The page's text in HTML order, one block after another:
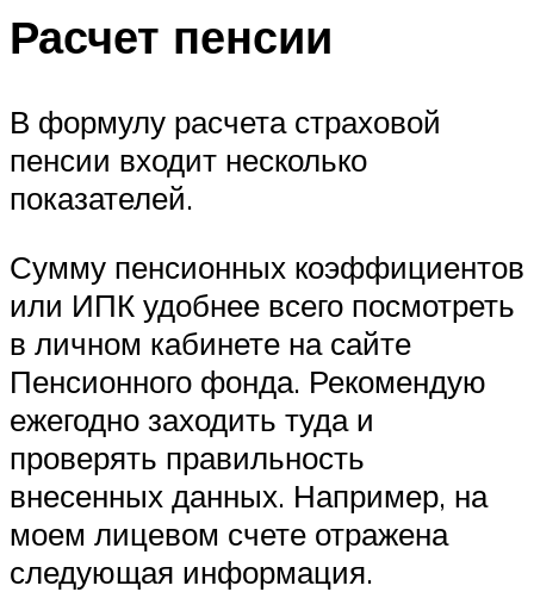
Расчет пенсии
В формулу расчета страховой
пенсии входит несколько
показателей.
Сумму пенсионных коэффициентов
или ИПК удобнее всего посмотреть
в личном кабинете на сайте
Пенсионного фонда. Рекомендую
ежегодно заходить туда и
проверять правильность
внесенных данных. Например, на
моем лицевом счете отражена
следующая информация.